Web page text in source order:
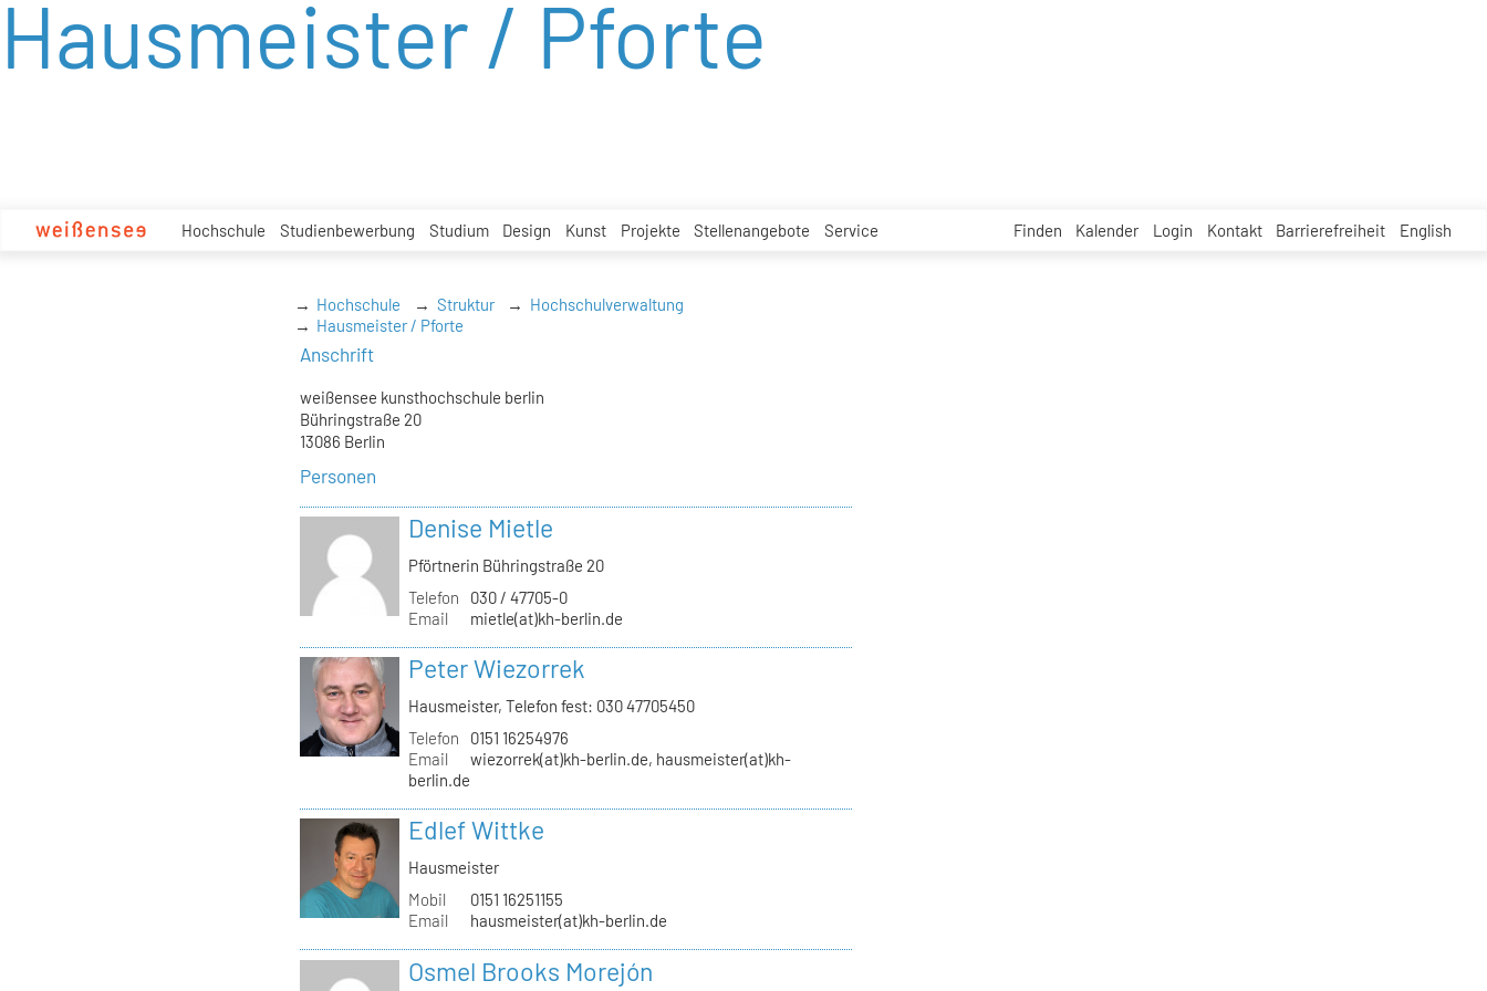
zum
Inhalt
Hochschule Studienbewerbung Studium Design Kunst Projekte Stellenangebote Service Finden Kalender Login Kontakt Barrierefreiheit English
Hausmeister / Pforte
Hochschule Struktur
Hochschulverwaltung
Hausmeister / Pforte
Anschrift
weißensee kunsthochschule berlin
Bühringstraße 20
13086 Berlin
Personen
Denise Mietle
Pförtnerin Bühringstraße 20
Telefon
030 / 47705-0
Email
mietle(at)kh-berlin.de
Peter Wiezorrek
Hausmeister, Telefon fest: 030 47705450
Telefon
0151 16254976
Email
wiezorrek(at)kh-berlin.de, hausmeister(at)kh-
berlin.de
Edlef Wittke
Hausmeister
Mobil
0151 16251155
Email
hausmeister(at)kh-berlin.de
Osmel Brooks Morejón